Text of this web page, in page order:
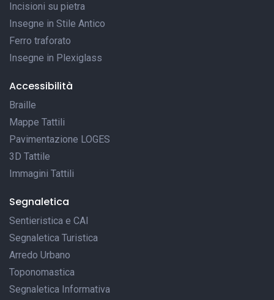
Incisioni su pietra
Insegne in Stile Antico
Ferro traforato
Insegne in Plexiglass
Accessibilità
Braille
Mappe Tattili
Pavimentazione LOGES
3D Tattile
Immagini Tattili
Segnaletica
Sentieristica e CAI
Segnaletica Turistica
Arredo Urbano
Toponomastica
Segnaletica Informativa